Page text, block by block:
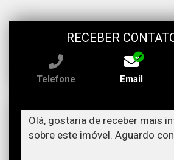
RECEBER
Telefone Email